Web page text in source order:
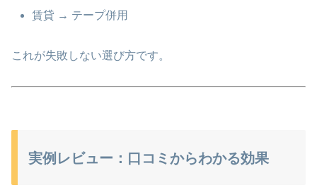
賃貸 → テープ併用
これが失敗しない選び方です。
実例レビュー：口コミからわかる効果